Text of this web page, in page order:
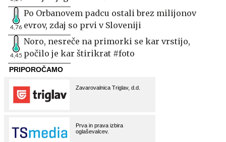
4,76
Po Orbanovem padcu ostali brez milijonov
evrov, zdaj so prvi v Sloveniji
4,45
Noro, nesreče na primorki se kar vrstijo,
počilo je kar štirikrat #foto